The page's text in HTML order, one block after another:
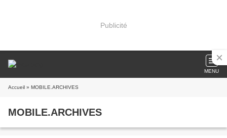
Publicité
MENU
Accueil » MOBILE.ARCHIVES
MOBILE.ARCHIVES